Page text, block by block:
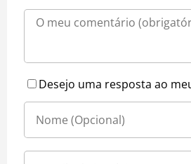
Desejo uma resposta ao